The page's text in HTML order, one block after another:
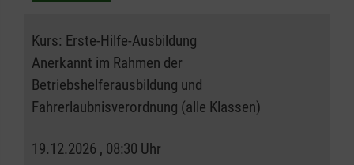
Kurs: Erste-Hilfe-Ausbildung
Anerkannt im Rahmen der
Betriebshelferausbildung und
Fahrerlaubnisverordnung (alle Klassen)
19.12.2026 , 08:30 Uhr